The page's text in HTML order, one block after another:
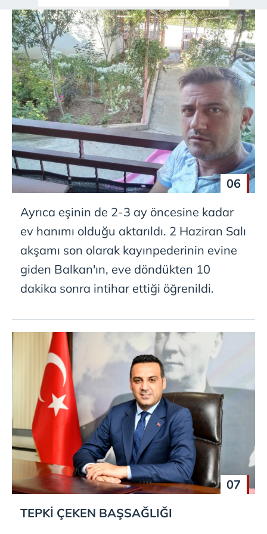
06
Ayrıca eşinin de 2-3 ay öncesine kadar
ev hanımı olduğu aktarıldı. 2 Haziran Salı
akşamı son olarak kayınpederinin evine
giden Balkan'ın, eve döndükten 10
dakika sonra intihar ettiği öğrenildi.
07
TEPKİ ÇEKEN BAŞSAĞLIĞI